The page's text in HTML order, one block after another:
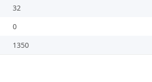
32
0
1350